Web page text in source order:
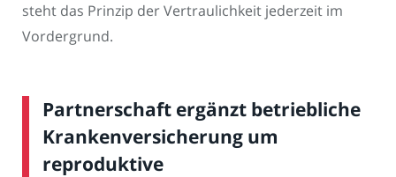
steht das Prinzip der Vertraulichkeit jederzeit im
Vordergrund.
Partnerschaft ergänzt betriebliche
Krankenversicherung um
reproduktive